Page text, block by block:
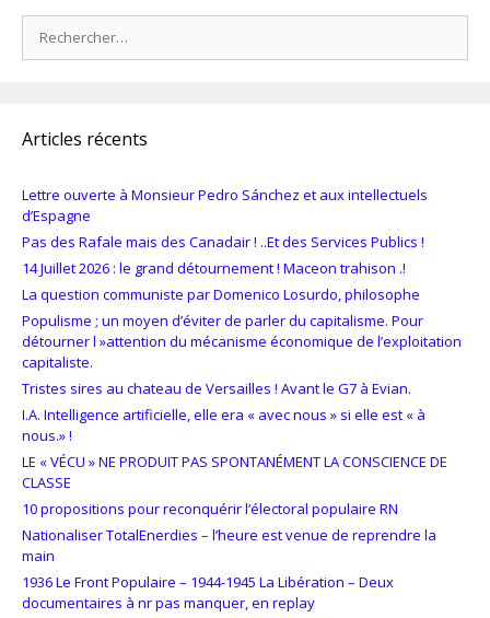
Articles récents
Lettre ouverte à Monsieur Pedro Sánchez et aux intellectuels
d’Espagne
Pas des Rafale mais des Canadair ! ..Et des Services Publics !
14 Juillet 2026 : le grand détournement ! Maceon trahison .!
La question communiste par Domenico Losurdo, philosophe
Populisme ; un moyen d’éviter de parler du capitalisme. Pour
détourner l »attention du mécanisme économique de l’exploitation
capitaliste.
Tristes sires au chateau de Versailles ! Avant le G7 à Evian.
I.A. Intelligence artificielle, elle era « avec nous » si elle est « à
nous.» !
LE « VÉCU » NE PRODUIT PAS SPONTANÉMENT LA CONSCIENCE DE
CLASSE
10 propositions pour reconquérir l’électoral populaire RN
Nationaliser TotalEnerdies – l’heure est venue de reprendre la
main
1936 Le Front Populaire – 1944-1945 La Libération – Deux
documentaires à nr pas manquer, en replay